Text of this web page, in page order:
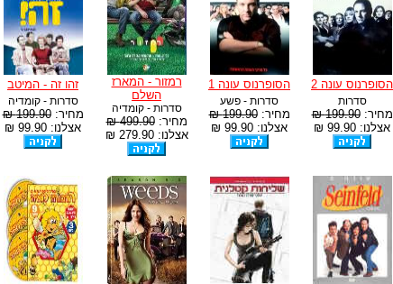
הסופרנוס עונה 2
סדרות
מחיר:199.90 ₪
אצלנו: 99.90 ₪
הסופרנוס עונה 1
סדרות - פשע
מחיר:199.90 ₪
אצלנו: 99.90 ₪
רמזור - המארז
השלם
סדרות - קומדיה
מחיר:499.90 ₪
אצלנו: 279.90 ₪
זהו זה - המיטב
סדרות - קומדיה
מחיר:199.90 ₪
אצלנו: 99.90 ₪